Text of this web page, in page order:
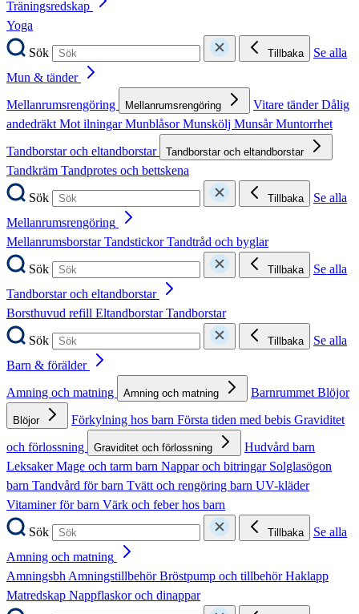
Träningsredskap
Yoga
Sök
Tillbaka
Se alla
Mun & tänder
Mellanrumsrengöring
Mellanrumsrengöring Vitare tänderDålig
andedräktMot ilningarMunblåsorMunskölj MunsårMuntorrhet
Tandborstar och eltandborstar
Tandborstar och eltandborstar
Tandkräm Tandprotes och bettskena
Sök
Tillbaka
Se alla
Mellanrumsrengöring
MellanrumsborstarTandstickorTandtråd och byglar
Sök
Tillbaka
Se alla
Tandborstar och eltandborstar
Borsthuvud refill EltandborstarTandborstar
Sök
Tillbaka
Se alla
Barn & förälder
Amning och matning
Amning och matning BarnrummetBlöjor
Blöjor Förkylning hos barn Första tiden med bebis Graviditet
och förlossning
Graviditet och förlossning
Hudvård barn
LeksakerMage och tarm barn Nappar och bitringar Solglasögon
barn Tandvård för barn Tvätt och rengöring barn UV-kläder
Vitaminer för barn Värk och feber hos barn
Sök
Tillbaka
Se alla
Amning och matning
AmningsbhAmningstillbehörBröstpump och tillbehörHaklapp
Matredskap Nappflaskor och dinappar